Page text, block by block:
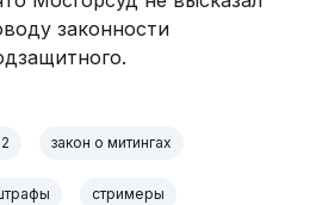
законности
закон о митингах
стримеры